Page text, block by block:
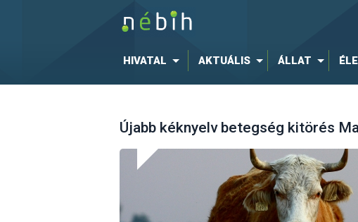
HIVATAL AKTUÁLIS ÁLLAT
Újabb kéknyelv betegség kitörés